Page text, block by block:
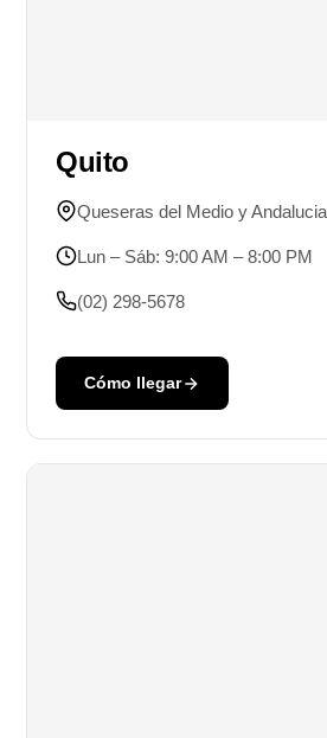
Quito
Queseras del Medio y Andalucia
Lun – Sáb: 9:00 AM – 8:00 PM
(02) 298-5678
Cómo llegar